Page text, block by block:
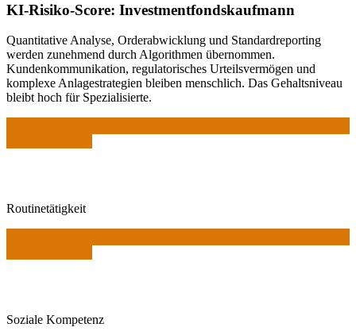
KI-Risiko-Score: Investmentfondskaufmann
Quantitative Analyse, Orderabwicklung und Standardreporting
werden zunehmend durch Algorithmen übernommen.
Kundenkommunikation, regulatorisches Urteilsvermögen und
komplexe Anlagestrategien bleiben menschlich. Das Gehaltsniveau
bleibt hoch für Spezialisierte.
Routinetätigkeit
Soziale Kompetenz